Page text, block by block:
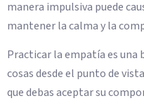
manera impulsiva puede
mantener la calma y la
Practicar la empatía es
cosas desde el punto de
que debas aceptar su